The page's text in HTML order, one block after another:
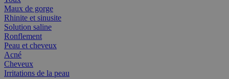
Maux de gorge
Rhinite et sinusite
Solution saline
Ronflement
Peau et cheveux
Acné
Cheveux
Irritations de la peau